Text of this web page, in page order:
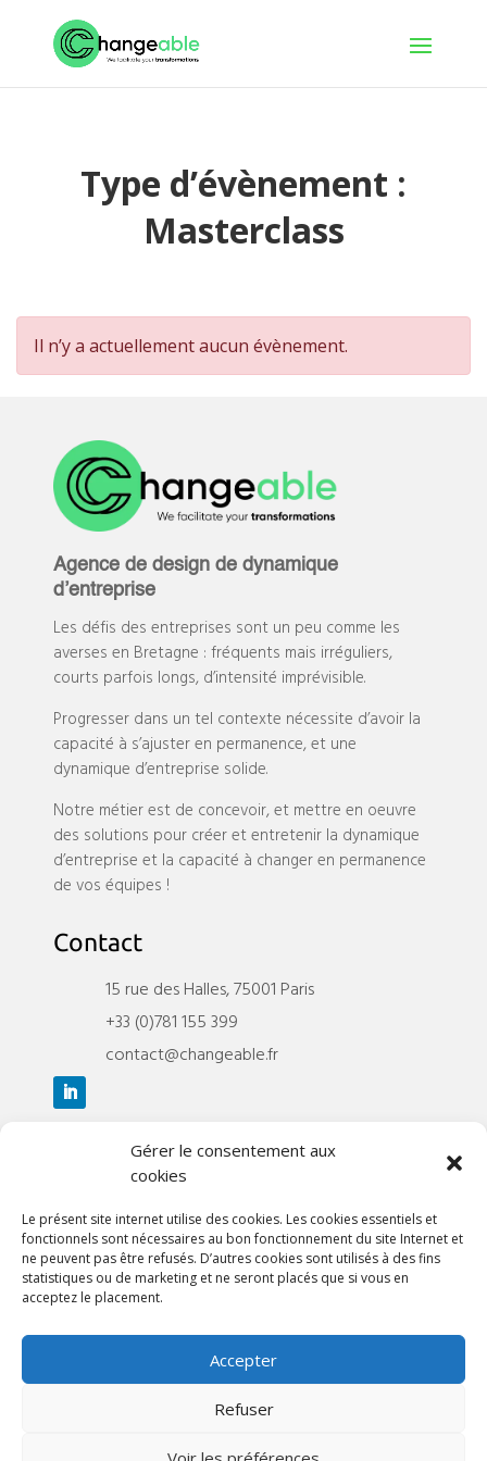
Gérer le consentement aux
cookies
Le présent site internet utilise des cookies. Les cookies essentiels et
fonctionnels sont nécessaires au bon fonctionnement du site Internet et
ne peuvent pas être refusés. D’autres cookies sont utilisés à des fins
statistiques ou de marketing et ne seront placés que si vous en
acceptez le placement.
Accepter
Refuser
Type d’évènement :
Masterclass
Il n’y a actuellement aucun évènement.
Agence de design de dynamique
d’entreprise
Les défis des entreprises sont un peu comme les
averses en Bretagne : fréquents mais irréguliers,
courts parfois longs, d’intensité imprévisible.
Progresser dans un tel contexte nécessite d’avoir la
capacité à s’ajuster en permanence, et une
dynamique d’entreprise solide.
Notre métier est de concevoir, et mettre en oeuvre
des solutions pour créer et entretenir la dynamique
d’entreprise et la capacité à changer en permanence
de vos équipes !
Contact
15 rue des Halles, 75001 Paris
+33 (0)781 155 399
contact@changeable.fr
Liens utiles
Références
Nos webinaires
Nos événements
Blog
Contact
Tous droits réservés © 2022-2025 Changeable